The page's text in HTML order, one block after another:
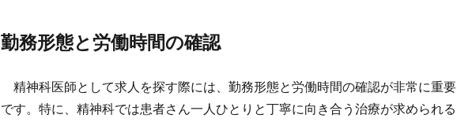
勤務形態と労働時間の確認
精神科医師として求人を探す際には、勤務形態と労働時間の確認が非常に重要
です。特に、精神科では患者さん一人ひとりと丁寧に向き合う治療が求められる